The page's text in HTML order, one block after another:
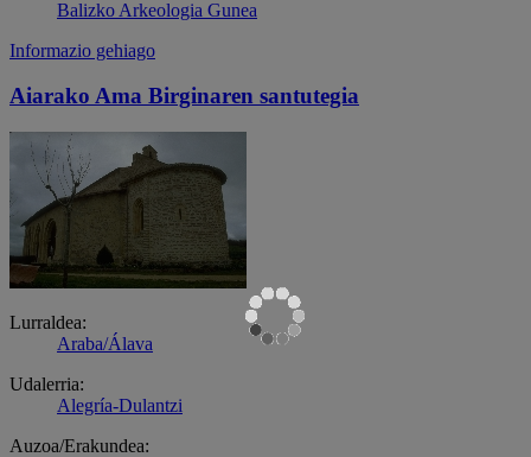
Balizko Arkeologia Gunea
Informazio gehiago
Aiarako Ama Birginaren santutegia
Lurraldea:
Araba/Álava
Udalerria:
Alegría-Dulantzi
Auzoa/Erakundea: